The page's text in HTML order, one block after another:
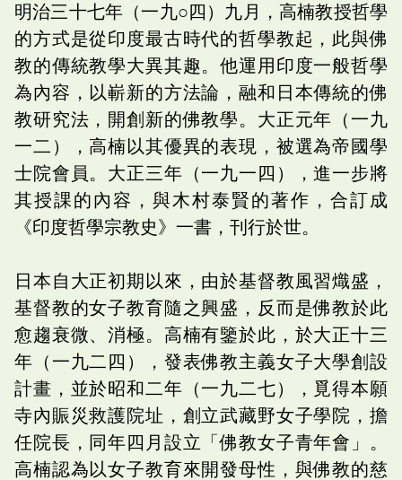
明治三十七年（一九○四）九月，高楠教授哲學
的方式是從印度最古時代的哲學教起，此與佛
教的傳統教學大異其趣。他運用印度一般哲學
為內容，以嶄新的方法論，融和日本傳統的佛
教研究法，開創新的佛教學。大正元年（一九
一二），高楠以其優異的表現，被選為帝國學
士院會員。大正三年（一九一四），進一步將
其授課的內容，與木村泰賢的著作，合訂成
《印度哲學宗教史》一書，刊行於世。
日本自大正初期以來，由於基督教風習熾盛，
基督教的女子教育隨之興盛，反而是佛教於此
愈趨衰微、消極。高楠有鑒於此，於大正十三
年（一九二四），發表佛教主義女子大學創設
計畫，並於昭和二年（一九二七），覓得本願
寺內賑災救護院址，創立武藏野女子學院，擔
任院長，同年四月設立「佛教女子青年會」。
高楠認為以女子教育來開發母性，與佛教的慈